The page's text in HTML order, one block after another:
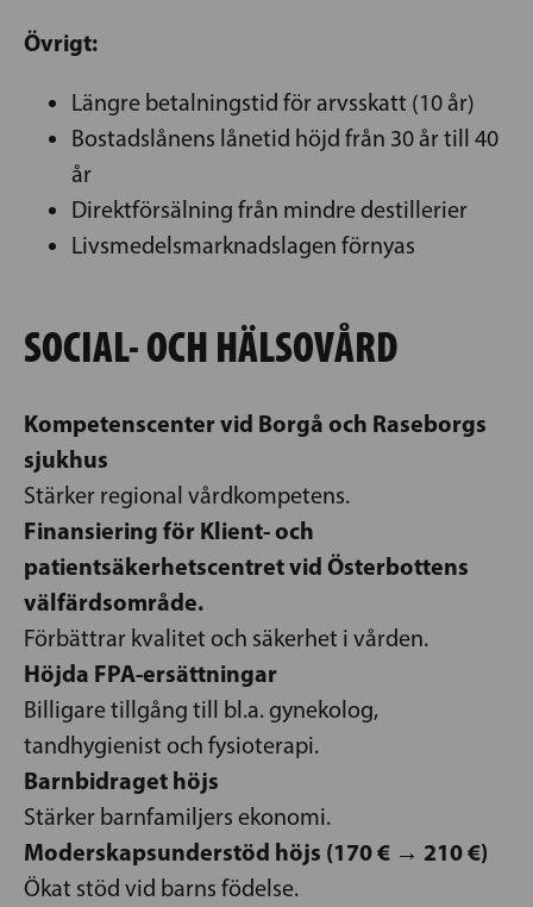
Övrigt:
Längre betalningstid för arvsskatt (10 år)
Bostadslånens lånetid höjd från 30 år till 40
år
Direktförsälning från mindre destillerier
Livsmedelsmarknadslagen förnyas
SOCIAL- OCH HÄLSOVÅRD
Kompetenscenter vid Borgå och Raseborgs
sjukhus
Stärker regional vårdkompetens.
Finansiering för Klient- och
patientsäkerhetscentret vid Österbottens
välfärdsområde.
Förbättrar kvalitet och säkerhet i vården.
Höjda FPA-ersättningar
Billigare tillgång till bl.a. gynekolog,
tandhygienist och fysioterapi.
Barnbidraget höjs
Stärker barnfamiljers ekonomi.
Moderskapsunderstöd höjs (170 € → 210 €)
Ökat stöd vid barns födelse.